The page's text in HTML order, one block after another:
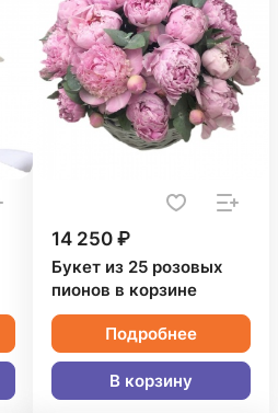
14 250 ₽
Букет из 25 розовых
пионов в корзине
Подробнее
В корзину